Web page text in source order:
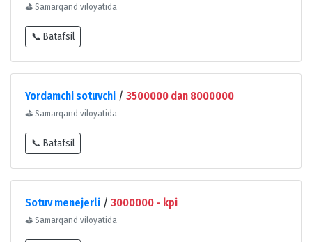
⛳ Samarqand viloyatida
📞 Batafsil
Yordamchi sotuvchi / 3500000 dan 8000000
⛳ Samarqand viloyatida
📞 Batafsil
Sotuv menejerli / 3000000 - kpi
⛳ Samarqand viloyatida